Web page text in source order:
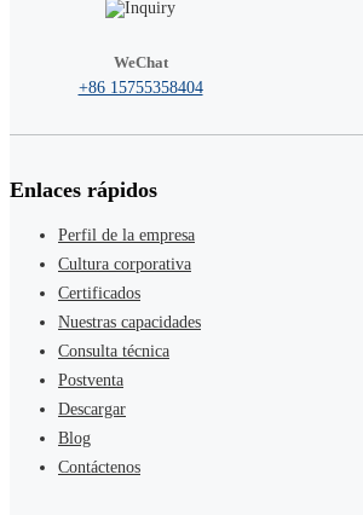
WeChat
+86 15755358404
Enlaces rápidos
Perfil de la empresa
Cultura corporativa
Certificados
Nuestras capacidades
Consulta técnica
Postventa
Descargar
Blog
Contáctenos